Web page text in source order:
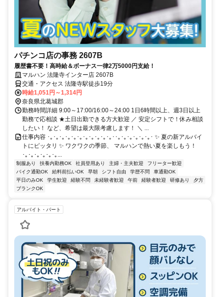
パチンコ店の事務 2607B
履歴書不要！高時給＆ボーナス一律2万5000円支給！
マルハン 法隆寺インター店 2607B
交通・アクセス 法隆寺駅徒歩19分
時給1,051円～1,314円
奈良県北葛城郡
勤務時間詳細 9:00～17:00/16:00～24:00 1日6時間以上、週3日以上
勤務で応相談 ★土日出勤できる方大歓迎 ／ 安定シフトで！休み相談
したい！ など、希望は最大限考慮します！ ＼ ...
仕事内容 ･｡･｡･｡･｡･｡･｡･｡･｡･｡･｡･｡･･｡･｡･｡･｡･｡･｡･ ✨ 夏の新アルバイ
トにピッタリ ✨ ワクワクの季節、 マルハンで熱い夏を楽しもう！
･｡･｡･｡･｡･｡･｡...
制服あり 扶養内勤務OK 社員登用あり 主婦・主夫歓迎
フリーター歓迎
バイク通勤OK
給料前払いOK 早朝 シフト自由 学歴不問
車通勤OK
平日のみOK
学生歓迎 経験不問 未経験者歓迎 午前 経験者歓迎 研修あり
夕方
ブランクOK
アルバイト・パート